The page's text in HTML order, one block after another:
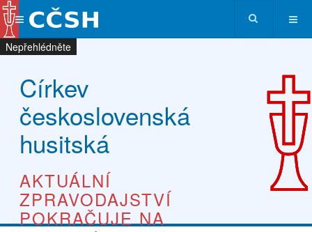
Církev
československá
husitská
AKTUÁLNÍ
ZPRAVODAJSTVÍ
POKRAČUJE NA
Nepřehlédněte
Nepřehlédněte
Nepřehlédněte
Nepřehlédněte